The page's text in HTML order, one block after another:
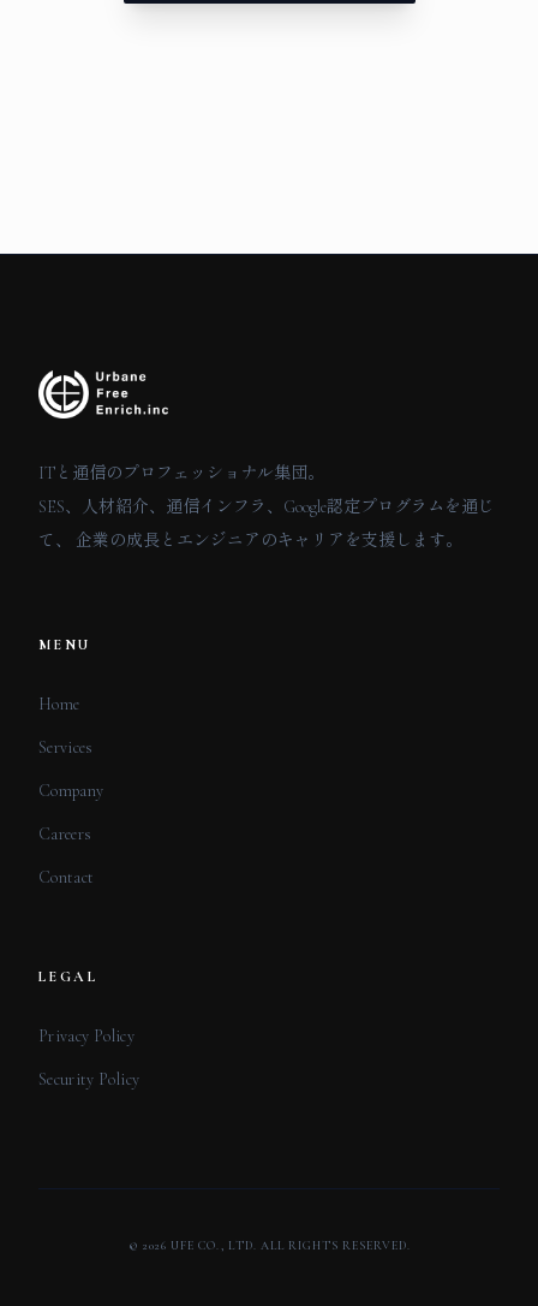
ITと通信のプロフェッショナル集団。
SES、人材紹介、通信インフラ、Google認定プログラムを通じ
て、 企業の成長とエンジニアのキャリアを支援します。
MENU
Home
Services
Company
Careers
Contact
LEGAL
Privacy Policy
Security Policy
© 2026 UFE CO., LTD. ALL RIGHTS RESERVED.